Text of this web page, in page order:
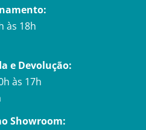
às 18h
e Devolução:
às 17h
Showroom: